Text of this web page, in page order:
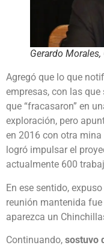
Gerardo
Agregó que lo que
empresas, con las que
que “fracasaron” en
exploración, pero
en 2016 con otra
logró impulsar el
actualmente 600
En ese sentido,
reunión mantenida
aparezca un
Continuando, sostuvo